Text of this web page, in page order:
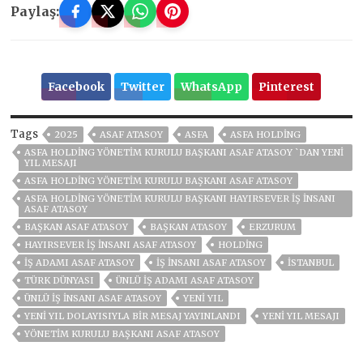
Paylaş:
Facebook Twitter WhatsApp Pinterest
Tags 2025 ASAF ATASOY ASFA
ASFA HOLDİNG
ASFA HOLDİNG YÖNETİM KURULU BAŞKANI ASAF ATASOY `DAN YENİ
YIL MESAJI
ASFA HOLDİNG YÖNETIM KURULU BAŞKANI ASAF ATASOY
ASFA HOLDİNG YÖNETIM KURULU BAŞKANI HAYIRSEVER İŞ İNSANI
ASAF ATASOY
BAŞKAN ASAF ATASOY
BAŞKAN ATASOY
ERZURUM
HAYIRSEVER İŞ İNSANI ASAF ATASOY
HOLDING
IŞ ADAMI ASAF ATASOY
İŞ INSANI ASAF ATASOY
ISTANBUL
TÜRK DÜNYASI
ÜNLÜ IŞ ADAMI ASAF ATASOY
ÜNLÜ IŞ INSANI ASAF ATASOY
YENI YIL
YENI YIL DOLAYISIYLA BIR MESAJ YAYINLANDI
YENI YIL MESAJI
YÖNETİM KURULU BAŞKANI ASAF ATASOY